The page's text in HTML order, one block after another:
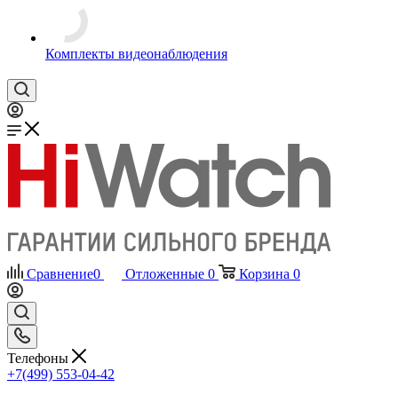
Комплекты видеонаблюдения
Сравнение0 Отложенные 0 Корзина 0
Телефоны
+7(499) 553-04-42